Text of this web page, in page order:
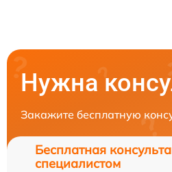
Нужна
Закажите бесплатную
Бесплатная
специалистом